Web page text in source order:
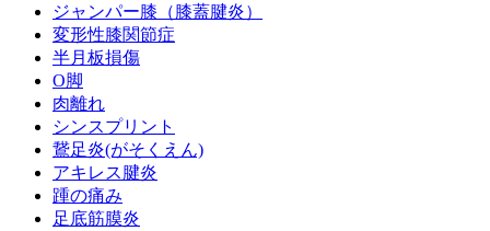
ジャンパー膝（膝蓋腱炎）
変形性膝関節症
半月板損傷
O脚
肉離れ
シンスプリント
鵞足炎(がそくえん)
アキレス腱炎
踵の痛み
足底筋膜炎